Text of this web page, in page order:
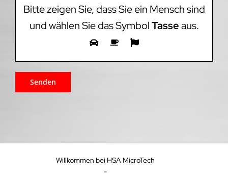
Bitte zeigen Sie, dass Sie ein Mensch sind
und wählen Sie das SymbolTasseaus.
Willkommen bei HSA MicroTech
-